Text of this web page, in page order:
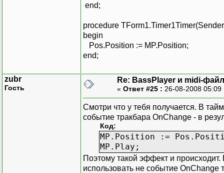
end;
procedure
begin
Pos.Position := MP.Position;
end;
zubr
Гость
Re: BassPlayer и midi-
« Ответ #25 : 26-08-2008
Смотри что у тебя получается. В
событие тракбара OnChange - в
Код:
MP.Position :=
MP.Play;
Поэтому такой эффект и
использовать не событие